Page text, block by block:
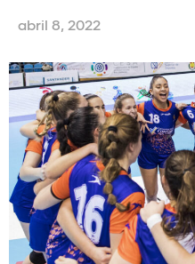
abril 8, 2022